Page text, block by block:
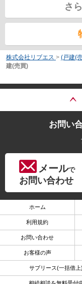
さ
株式会社リブエス > (戸建(
建(売買)
お問い
メールで
お問い合わせ
ホーム
利用規約
お問い合わせ
お客様の声
サブリース(一括借上)